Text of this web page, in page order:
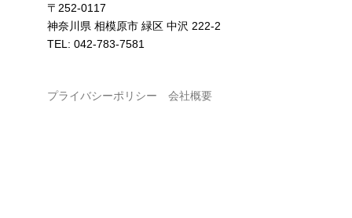
〒252-0117
神奈川県 相模原市 緑区 中沢 222-2
TEL: 042-783-7581
プライバシーポリシー 会社概要